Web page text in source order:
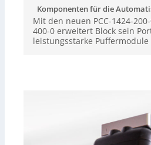
Komponenten für die
Mit den neuen PCC-1424-
400-0 erweitert Block sein
leistungsstarke